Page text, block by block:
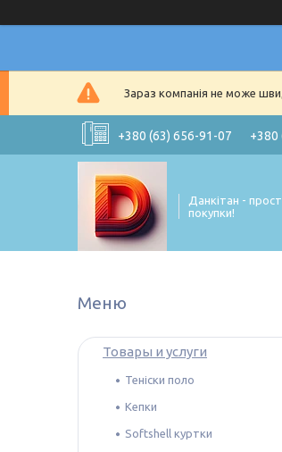
Зараз компанія не може
+380 (63) 656-91-07 +380
Данкітан -
покупки!
Товары и услуги
Теніски поло
Кепки
Softshell куртки